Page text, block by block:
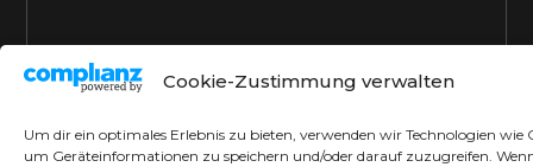
Cookie-Zustimmung verwalten
Um dir ein optimales Erlebnis zu bieten, verwenden wir Technologien wie
um Geräteinformationen zu speichern und/oder darauf zuzugreifen.
©2026 AHS PrüftechnikAlle Rechte vorbehalten